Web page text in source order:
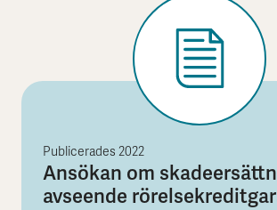
Publicerades 2022
Ansökan om
avseende